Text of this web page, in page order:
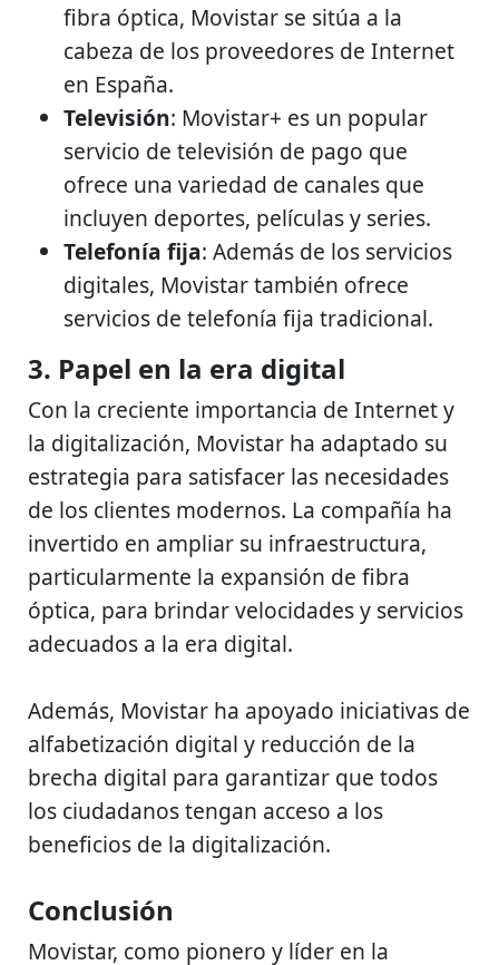
fibra óptica, Movistar se sitúa a la
cabeza de los proveedores de Internet
en España.
Televisión: Movistar+ es un popular
servicio de televisión de pago que
ofrece una variedad de canales que
incluyen deportes, películas y series.
Telefonía fija: Además de los servicios
digitales, Movistar también ofrece
servicios de telefonía fija tradicional.
3. Papel en la era digital
Con la creciente importancia de Internet y
la digitalización, Movistar ha adaptado su
estrategia para satisfacer las necesidades
de los clientes modernos. La compañía ha
invertido en ampliar su infraestructura,
particularmente la expansión de fibra
óptica, para brindar velocidades y servicios
adecuados a la era digital.
Además, Movistar ha apoyado iniciativas de
alfabetización digital y reducción de la
brecha digital para garantizar que todos
los ciudadanos tengan acceso a los
beneficios de la digitalización.
Conclusión
Movistar, como pionero y líder en la